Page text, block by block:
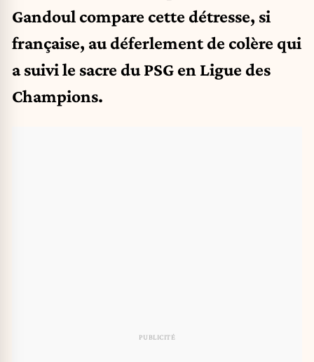
Gandoul compare cette détresse, si
française, au déferlement de colère qui
a suivi le sacre du PSG en Ligue des
Champions.